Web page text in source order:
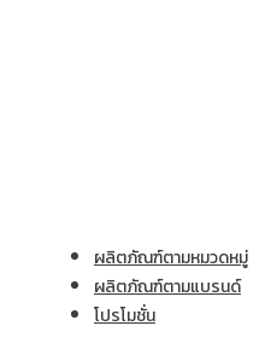
ผลิตภัณฑ์ตามหมวดหมู่
ผลิตภัณฑ์ตามแบรนด์
โปรโมชั่น